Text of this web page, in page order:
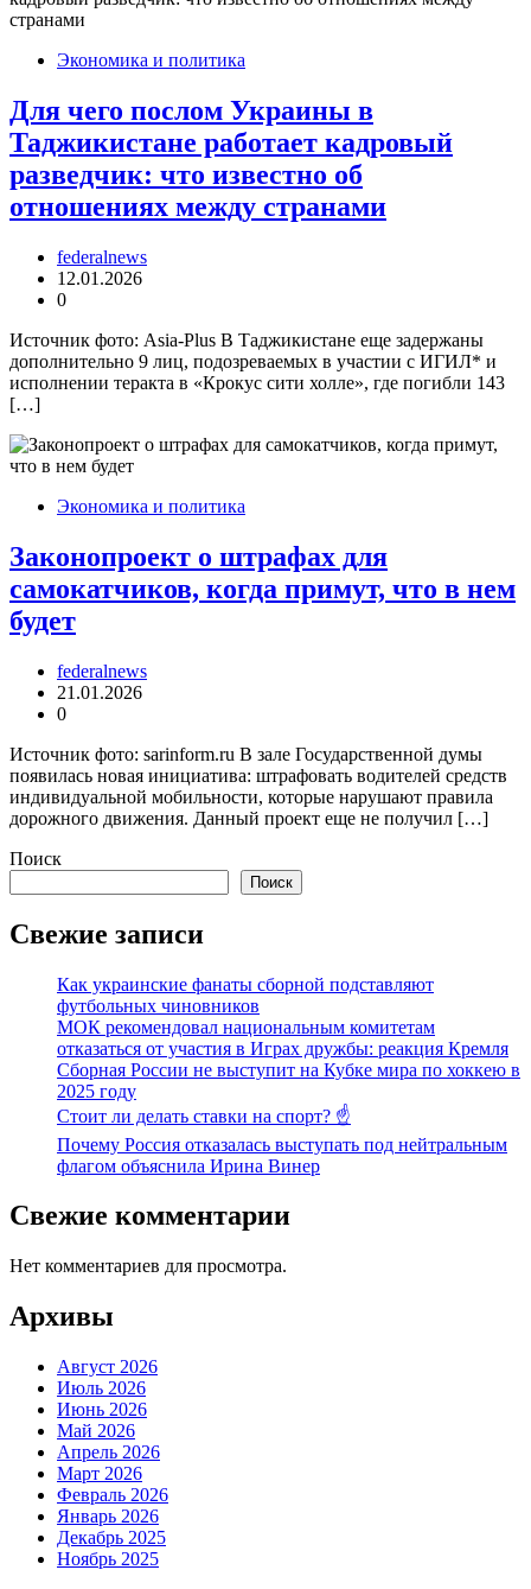
Экономика и политика
Для чего послом Украины в
Таджикистане работает кадровый
разведчик: что известно об
отношениях между странами
federalnews
12.01.2026
0
Источник фото: Asia-Plus В Таджикистане еще задержаны
дополнительно 9 лиц, подозреваемых в участии с ИГИЛ* и
исполнении теракта в «Крокус сити холле», где погибли 143
[…]
Экономика и политика
Законопроект о штрафах для
самокатчиков, когда примут, что в нем
будет
federalnews
21.01.2026
0
Источник фото: sarinform.ru В зале Государственной думы
появилась новая инициатива: штрафовать водителей средств
индивидуальной мобильности, которые нарушают правила
дорожного движения. Данный проект еще не получил […]
Поиск
Поиск
Свежие записи
Как украинские фанаты сборной подставляют
футбольных чиновников
МОК рекомендовал национальным комитетам
отказаться от участия в Играх дружбы: реакция Кремля
Сборная России не выступит на Кубке мира по хоккею в
2025 году
Стоит ли делать ставки на спорт? ☝️
Почему Россия отказалась выступать под нейтральным
флагом объяснила Ирина Винер
Свежие комментарии
Нет комментариев для просмотра.
Архивы
Август 2026
Июль 2026
Июнь 2026
Май 2026
Апрель 2026
Март 2026
Февраль 2026
Январь 2026
Декабрь 2025
Ноябрь 2025